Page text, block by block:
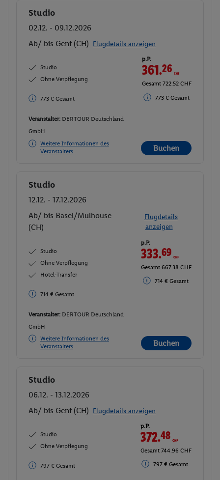
Buchen
Studio
02.12. - 09.12.2026
Ab/ bis Genf (CH) Flugdetails anzeigen
Studio
Ohne Verpflegung
773 € Gesamt
p.P.
361.26CHF
Gesamt 722.52 CHF
773 € Gesamt
Veranstalter: DERTOUR Deutschland
GmbH
Weitere Informationen des
Veranstalters
Buchen
Buchen
Studio
12.12. - 17.12.2026
Ab/ bis Basel/Mulhouse
(CH)
Flugdetails
anzeigen
Studio
Ohne Verpflegung
Hotel-Transfer
714 € Gesamt
p.P.
333.69CHF
Gesamt 667.38 CHF
714 € Gesamt
Veranstalter: DERTOUR Deutschland
GmbH
Weitere Informationen des
Veranstalters
Buchen
Buchen
Studio
06.12. - 13.12.2026
Ab/ bis Genf (CH) Flugdetails anzeigen
Studio
Ohne Verpflegung
797 € Gesamt
p.P.
372.48CHF
Gesamt 744.96 CHF
797 € Gesamt